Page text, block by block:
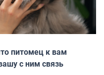
питомец к вам
с ним связь